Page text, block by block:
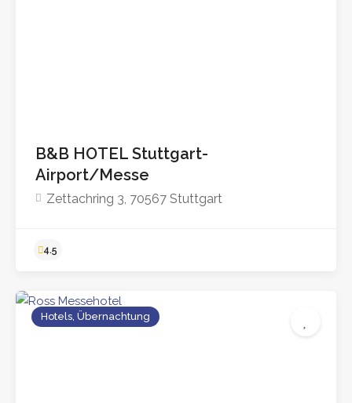
B&B HOTEL Stuttgart-
Airport/Messe
Zettachring 3, 70567 Stuttgart
Hotels, Übernachtung